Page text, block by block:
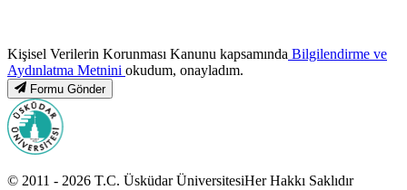
Kişisel Verilerin Korunması Kanunu kapsamında Bilgilendirme ve
Aydınlatma Metnini okudum, onayladım.
Formu Gönder
© 2011 - 2026 T.C. Üsküdar ÜniversitesiHer Hakkı Saklıdır